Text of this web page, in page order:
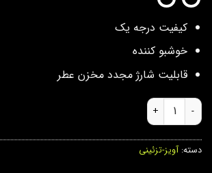
کیفیت درجه یک
خوشبو کننده
قابلیت شارژ مجدد مخزن عطر
آویز دم روباهی عطری عدد
دسته:آویز-تزئینی